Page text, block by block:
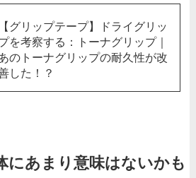
【グリップテープ】ドライグリッ
を考察する：トーナグリップ｜
のトーナグリップの耐久性が改
した！？
にあまり意味はないかも